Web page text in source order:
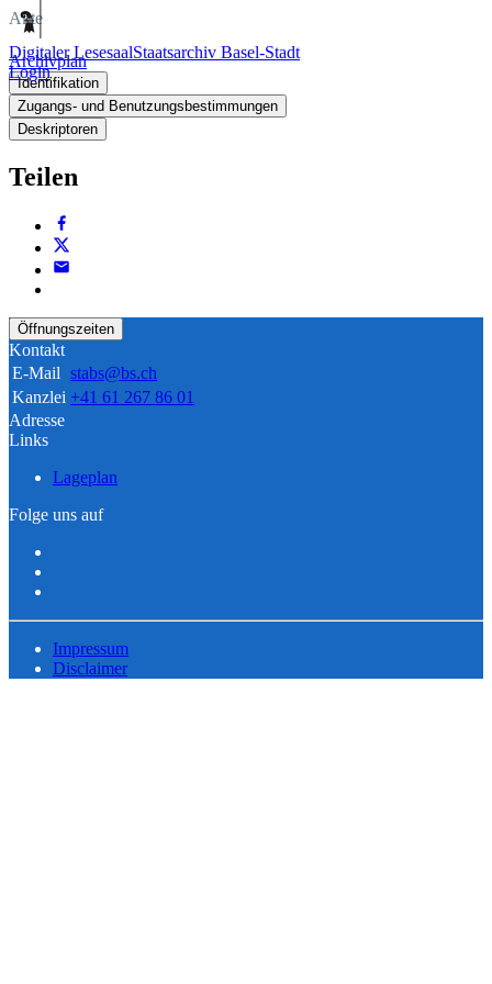
Digitaler LesesaalStaatsarchiv Basel-Stadt
Login
Akte
Archivplan
Identifikation
Zugangs- und Benutzungsbestimmungen
Deskriptoren
Teilen
Öffnungszeiten
Kontakt
E-Mail stabs@bs.ch
Kanzlei +41 61 267 86 01
Adresse
Links
Lageplan
Folge uns auf
Impressum
Disclaimer